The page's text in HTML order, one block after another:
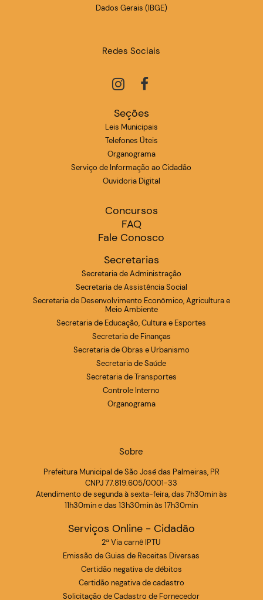
Dados Gerais (IBGE)
Redes Sociais
Seções
Leis Municipais
Telefones Úteis
Organograma
Serviço de Informação ao Cidadão
Ouvidoria Digital
Concursos
FAQ
Fale Conosco
Secretarias
Secretaria de Administração
Secretaria de Assistência Social
Secretaria de Desenvolvimento Econômico, Agricultura e
Meio Ambiente
Secretaria de Educação, Cultura e Esportes
Secretaria de Finanças
Secretaria de Obras e Urbanismo
Secretaria de Saúde
Secretaria de Transportes
Controle Interno
Organograma
Sobre
Prefeitura Municipal de São José das Palmeiras, PR
CNPJ 77.819.605/0001-33
Atendimento de segunda à sexta-feira, das 7h30min às
11h30min e das 13h30min às 17h30min
Serviços Online - Cidadão
2ª Via carnê IPTU
Emissão de Guias de Receitas Diversas
Certidão negativa de débitos
Certidão negativa de cadastro
Solicitação de Cadastro de Fornecedor